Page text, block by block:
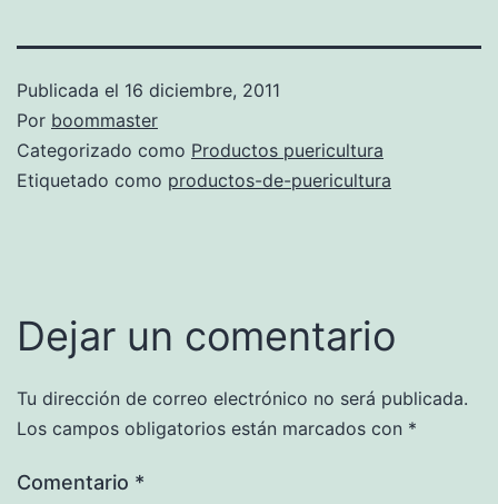
Publicada el 16 diciembre, 2011
Por boommaster
Categorizado como Productos puericultura
Etiquetado como productos-de-puericultura
Dejar un comentario
Tu dirección de correo electrónico no será publicada.
Los campos obligatorios están marcados con *
Comentario *